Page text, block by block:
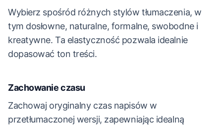
Wybierz spośród różnych stylów tłumaczenia, w
tym dosłowne, naturalne, formalne, swobodne i
kreatywne. Ta elastyczność pozwala idealnie
dopasować ton treści.
Zachowanie czasu
Zachowaj oryginalny czas napisów w
przetłumaczonej wersji, zapewniając idealną